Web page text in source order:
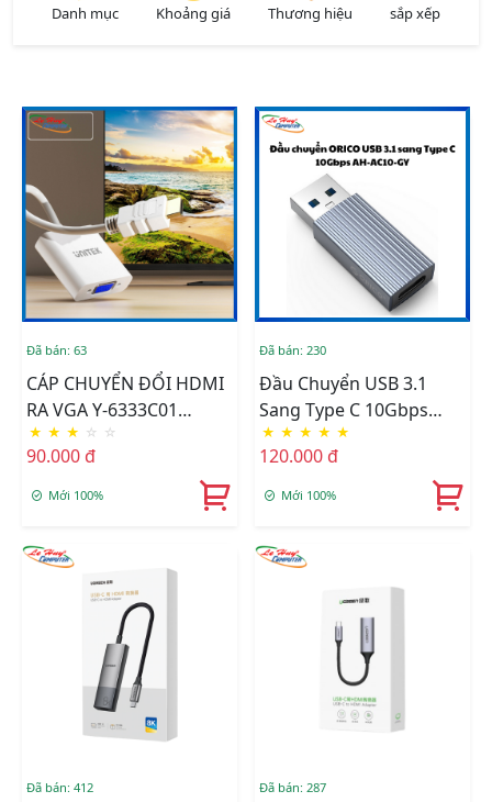
Danh mục
Khoảng giá
Thương hiệu
sắp xếp
Đã bán: 63
CÁP CHUYỂN ĐỔI HDMI
RA VGA Y-6333C01
UNITEK
★ ★ ★ ☆ ☆
90.000 đ
Mới 100%
Đã bán: 230
Đầu Chuyển USB 3.1
Sang Type C 10Gbps
ORICO AH-AC10-GY
★ ★ ★ ★ ★
120.000 đ
Mới 100%
Đã bán: 412 Đã bán: 287